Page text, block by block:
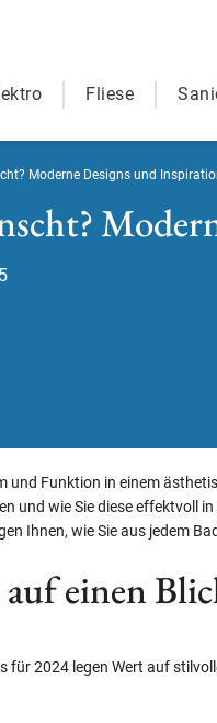
Fliese
Moderne Designs und
und Funktion in einem
und wie Sie diese effektvoll
Ihnen, wie Sie aus jedem
einen
für 2024 legen Wert auf